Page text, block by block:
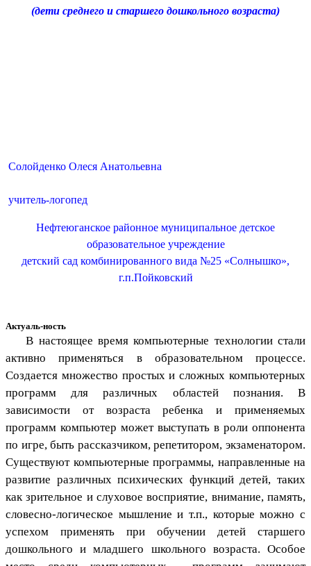
(дети среднего и старшего дошкольного возраста)
Солойденко Олеся Анатольевна
учитель-логопед
Нефтеюганское районное муниципальное детское
образовательное учреждение
детский сад комбинированного вида №25 «Солнышко»,
г.п.Пойковский
Актуаль-ность
В настоящее время компьютерные технологии стали
активно применяться в образовательном процессе.
Создается множество простых и сложных компьютерных
программ для различных областей познания. В
зависимости от возраста ребенка и применяемых
программ компьютер может выступать в роли оппонента
по игре, быть рассказчиком, репетитором, экзаменатором.
Существуют компьютерные программы, направленные на
развитие различных психических функций детей, таких
как зрительное и слуховое восприятие, внимание, память,
словесно-логическое мышление и т.п., которые можно с
успехом применять при обучении детей старшего
дошкольного и младшего школьного возраста. Особое